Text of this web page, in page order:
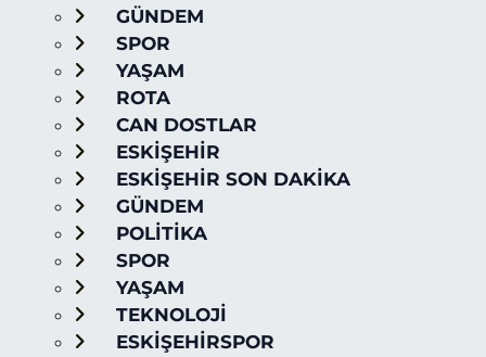
GÜNDEM
SPOR
YAŞAM
ROTA
CAN DOSTLAR
ESKİŞEHİR
ESKİŞEHİR SON DAKİKA
GÜNDEM
POLİTİKA
SPOR
YAŞAM
TEKNOLOJİ
ESKİŞEHİRSPOR